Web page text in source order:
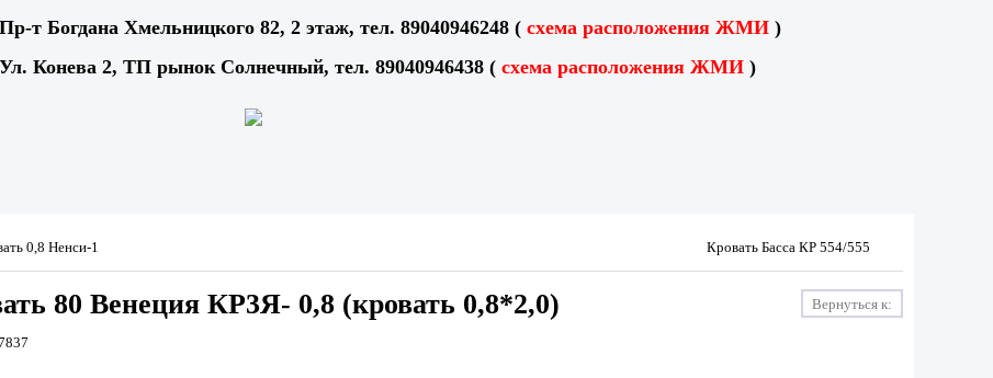
т Богдана Хмельницкого 82, 2 этаж, тел. 89040946248 ( схема расположения ЖМИ)
Конева 2, ТП рынок Солнечный, тел. 89040946438 ( схема расположения ЖМИ)
0,8 Ненси-1 Кровать Басса КР 554/555
Вернуться к:
80 Венеция КР3Я- 0,8 (кровать 0,8*2,0)